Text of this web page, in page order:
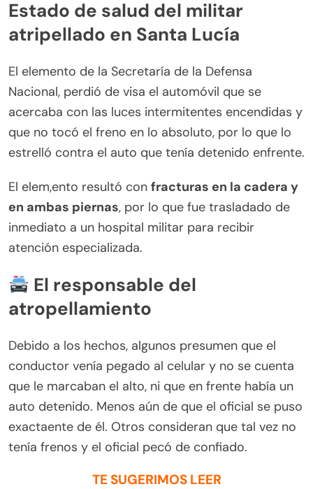
Estado de salud del militar
atripellado en Santa Lucía
El elemento de la Secretaría de la Defensa
Nacional, perdió de visa el automóvil que se
acercaba con las luces intermitentes encendidas y
que no tocó el freno en lo absoluto, por lo que lo
estrelló contra el auto que tenía detenido enfrente.
El elem,ento resultó con fracturas en la cadera y
en ambas piernas, por lo que fue trasladado de
inmediato a un hospital militar para recibir
atención especializada.
El responsable del
atropellamiento
Debido a los hechos, algunos presumen que el
conductor venía pegado al celular y no se cuenta
que le marcaban el alto, ni que en frente había un
auto detenido. Menos aún de que el oficial se puso
exactaente de él. Otros consideran que tal vez no
tenía frenos y el oficial pecó de confiado.
TE SUGERIMOS LEER